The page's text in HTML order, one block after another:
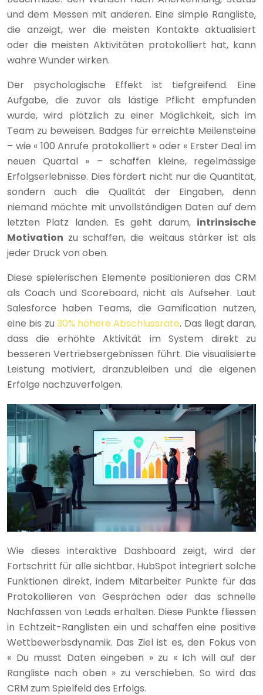
und dem Messen mit anderen. Eine simple Rangliste,
die anzeigt, wer die meisten Kontakte aktualisiert
oder die meisten Aktivitäten protokolliert hat, kann
wahre Wunder wirken.
Der psychologische Effekt ist tiefgreifend. Eine
Aufgabe, die zuvor als lästige Pflicht empfunden
wurde, wird plötzlich zu einer Möglichkeit, sich im
Team zu beweisen. Badges für erreichte Meilensteine
– wie « 100 Anrufe protokolliert » oder « Erster Deal im
neuen Quartal » – schaffen kleine, regelmässige
Erfolgserlebnisse. Dies fördert nicht nur die Quantität,
sondern auch die Qualität der Eingaben, denn
niemand möchte mit unvollständigen Daten auf dem
letzten Platz landen. Es geht darum, intrinsische
Motivation zu schaffen, die weitaus stärker ist als
jeder Druck von oben.
Diese spielerischen Elemente positionieren das CRM
als Coach und Scoreboard, nicht als Aufseher. Laut
Salesforce haben Teams, die Gamification nutzen,
eine bis zu 30% höhere Abschlussrate. Das liegt daran,
dass die erhöhte Aktivität im System direkt zu
besseren Vertriebsergebnissen führt. Die visualisierte
Leistung motiviert, dranzubleiben und die eigenen
Erfolge nachzuverfolgen.
Wie dieses interaktive Dashboard zeigt, wird der
Fortschritt für alle sichtbar. HubSpot integriert solche
Funktionen direkt, indem Mitarbeiter Punkte für das
Protokollieren von Gesprächen oder das schnelle
Nachfassen von Leads erhalten. Diese Punkte fliessen
in Echtzeit-Ranglisten ein und schaffen eine positive
Wettbewerbsdynamik. Das Ziel ist es, den Fokus von
« Du musst Daten eingeben » zu « Ich will auf der
Rangliste nach oben » zu verschieben. So wird das
CRM zum Spielfeld des Erfolgs.